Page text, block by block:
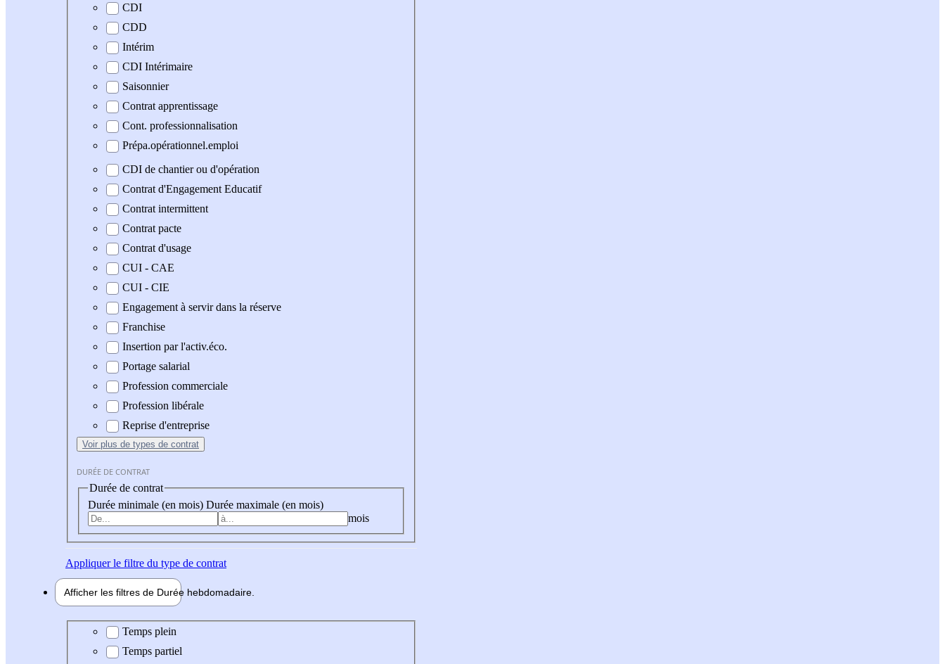
Type de contrat
CDI
CDD
Intérim
CDI Intérimaire
Saisonnier
Contrat apprentissage
Cont. professionnalisation
Prépa.opérationnel.emploi
CDI de chantier ou d'opération
Contrat d'Engagement Educatif
Contrat intermittent
Contrat pacte
Contrat d'usage
CUI - CAE
CUI - CIE
Engagement à servir dans la réserve
Franchise
Insertion par l'activ.éco.
Portage salarial
Profession commerciale
Profession libérale
Reprise d'entreprise
Voir plus de types de contrat
DURÉE DE CONTRAT
Durée de contrat
Durée minimale (en mois) Durée maximale (en mois)
mois
Appliquerle filtre du type de contrat
Afficher les filtres de Durée hebdomadaire
Durée hebdomadaire
Temps plein
Temps partiel